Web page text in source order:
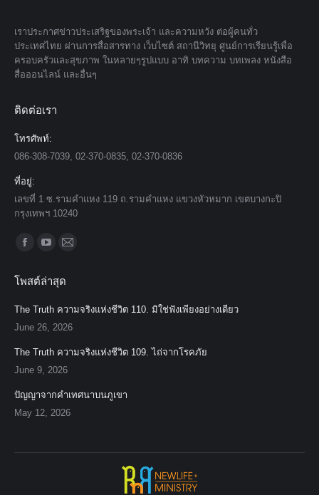
เราประกาศข่าวประเสริฐของพระเจ้า และความหวัง ต่อผู้คนทั่ว
ประเทศไทย ผ่านการสื่อสารทาง เว็บไซต์ สถานีวิทยุ ศูนย์การเรียนรู้เพื่อ
ครอบครัวและสุขภาพ ในหลายๆรูปแบบ อาทิ บทความ บทเพลง หนังสือ
สื่อออนไลน์ และอื่นๆ
ติดต่อเรา
โทรศัพท์:
086-308-7039, 02-370-0835, 02-370-0836
ที่อยู่:
เลขที่ 1 ซ.รามคำแหง 119 ถ.รามคำแหง แขวงหัวหมาก เขตบางกะปิ
กรุงเทพฯ 10240
Find us on:
Facebook
opens
in
new
YouTube
opens
in
new
Mail
in
new
โพสต์ล่าสุด
The Truth ความจริงแห่งชีวิต 110. มิใช่ฟังเพียงอย่างเดียว
June 26, 2026
The Truth ความจริงแห่งชีวิต 109. ไถ่จากโรคภัย
June 9, 2026
ปัญญาจากคำเทศนาบนภูเขา
May 12, 2026